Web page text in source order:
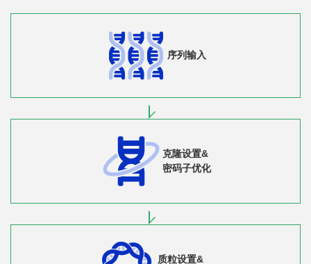
序列输入
克隆设置&
密码子优化
质粒设置&